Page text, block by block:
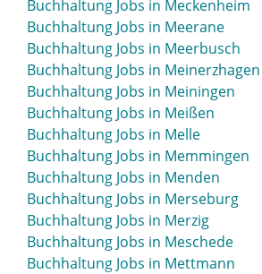
Buchhaltung Jobs in Löhne
Buchhaltung Jobs in Lörrach
Buchhaltung Jobs in Lübbecke
Buchhaltung Jobs in Lübeck
Buchhaltung Jobs in Lüdenscheid
Buchhaltung Jobs in Lüdinghausen
Buchhaltung Jobs in Ludwigsburg
Buchhaltung Jobs in Ludwigsfelde
Buchhaltung Jobs in Ludwigshafen
Buchhaltung Jobs in Lüneburg
Buchhaltung Jobs in Lünen
Buchhaltung Jobs in Luzern
Buchhaltung Jobs in Meckenheim
Buchhaltung Jobs in Meerane
Buchhaltung Jobs in Meerbusch
Buchhaltung Jobs in Meinerzhagen
Buchhaltung Jobs in Meiningen
Buchhaltung Jobs in Meißen
Buchhaltung Jobs in Melle
Buchhaltung Jobs in Memmingen
Buchhaltung Jobs in Menden
Buchhaltung Jobs in Merseburg
Buchhaltung Jobs in Merzig
Buchhaltung Jobs in Meschede
Buchhaltung Jobs in Mettmann